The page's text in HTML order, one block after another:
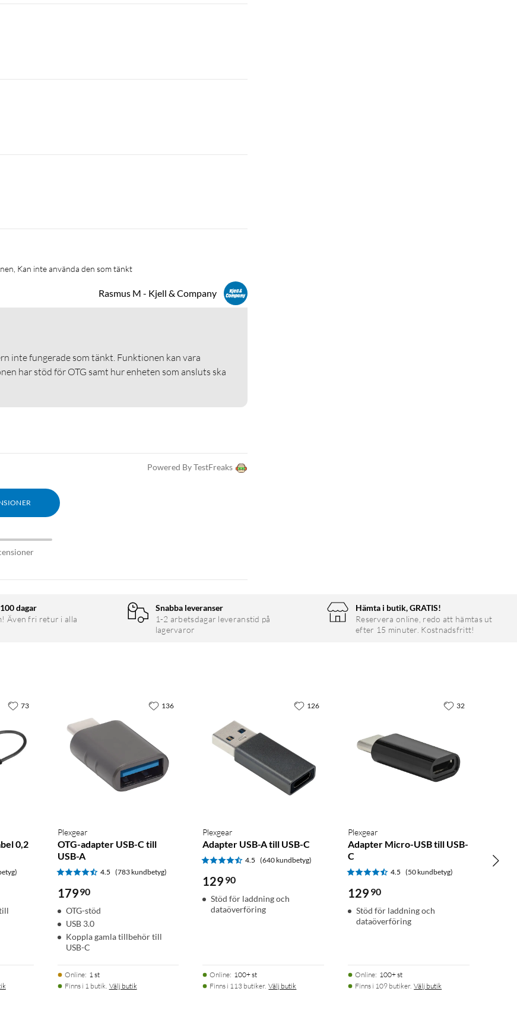
Kan inte använda den som tänkt
Rasmus M - Kjell & Company
inte fungerade som tänkt. Funktionen kan vara
har stöd för OTG samt hur enheten som ansluts ska
Powered By TestFreaks
dagar
Även fri retur i alla
Snabba leveranser
1-2 arbetsdagar leveranstid på
lagervaror
Hämta i butik, GRATIS!
Reservera online, redo att hämtas ut
efter 15 minuter. Kostnadsfritt!
0,2
73
Plexgear
OTG-adapter USB-C till
USB-A
4.5 (783 kundbetyg)
17990
OTG-stöd
USB 3.0
Koppla gamla tillbehör till
USB-C
Online: 1 st
Finns i 1 butik. Välj butik
136
Plexgear
Adapter USB-A till USB-C
4.5 (640 kundbetyg)
129 90
Stöd för laddning och
dataöverföring
Online: 100+ st
Finns i 113 butiker. Välj butik
126
Plexgear
Adapter Micro-USB till USB-
C
4.5 (50 kundbetyg)
129 90
Stöd för laddning och
dataöverföring
Online: 100+ st
Finns i 109 butiker. Välj butik
32